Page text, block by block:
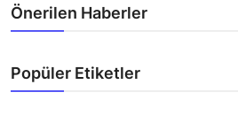
Önerilen Haberler
Popüler Etiketler